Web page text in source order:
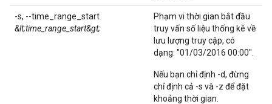
-s, --time_range_start
&lt;time_range_start&gt;
Phạm vi thời gian bắt đầu
truy vấn số liệu thống kê về
lưu lượng truy cập, có
dạng: "01/03/2016 00:00".
Nếu bạn chỉ định -d, đừng
chỉ định cả -s và -z để đặt
khoảng thời gian.